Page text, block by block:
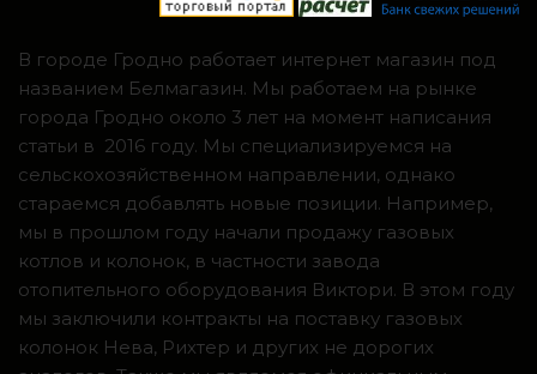
В городе Гродно работает интернет магазин под
названием Белмагазин. Мы работаем на рынке
города Гродно около 3 лет на момент написания
статьи в 2016 году. Мы специализируемся на
сельскохозяйственном направлении, однако
стараемся добавлять новые позиции. Например,
мы в прошлом году начали продажу газовых
котлов и колонок, в частности завода
отопительного оборудования Виктори. В этом году
мы заключили контракты на поставку газовых
колонок Нева, Рихтер и других не дорогих